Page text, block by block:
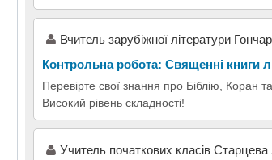
Вчитель зарубіжної літератури
Контрольна робота: Священні книги
Перевірте свої знання про Біблію, Коран
Високий рівень складності!
Учитель початкових класів Старцева